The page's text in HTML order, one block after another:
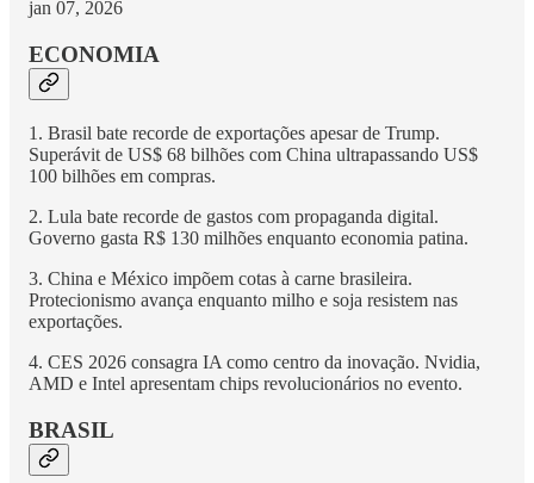
jan 07, 2026
ECONOMIA
1. Brasil bate recorde de exportações apesar de Trump.
Superávit de US$ 68 bilhões com China ultrapassando US$
100 bilhões em compras.
2. Lula bate recorde de gastos com propaganda digital.
Governo gasta R$ 130 milhões enquanto economia patina.
3. China e México impõem cotas à carne brasileira.
Protecionismo avança enquanto milho e soja resistem nas
exportações.
4. CES 2026 consagra IA como centro da inovação. Nvidia,
AMD e Intel apresentam chips revolucionários no evento.
BRASIL